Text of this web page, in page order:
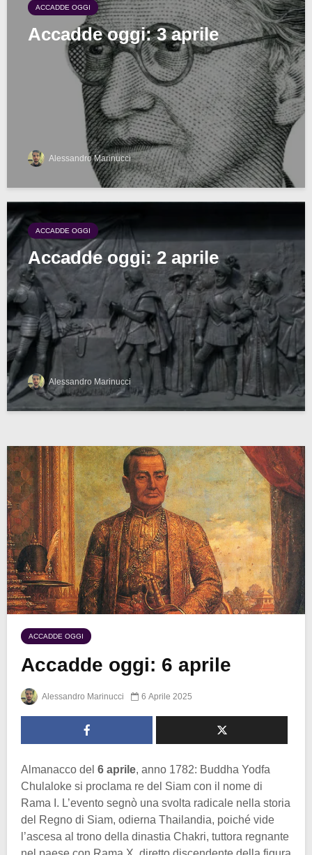
ACCADDE OGGI
Accadde oggi: 3 aprile
Alessandro Marinucci
ACCADDE OGGI
Accadde oggi: 2 aprile
Alessandro Marinucci
ACCADDE OGGI
Accadde oggi: 6 aprile
Alessandro Marinucci 6 Aprile 2025
Almanacco del 6 aprile, anno 1782: Buddha Yodfa
Chulaloke si proclama re del Siam con il nome di
Rama I. L’evento segnò una svolta radicale nella storia
del Regno di Siam, odierna Thailandia, poiché vide
l’ascesa al trono della dinastia Chakri, tuttora regnante